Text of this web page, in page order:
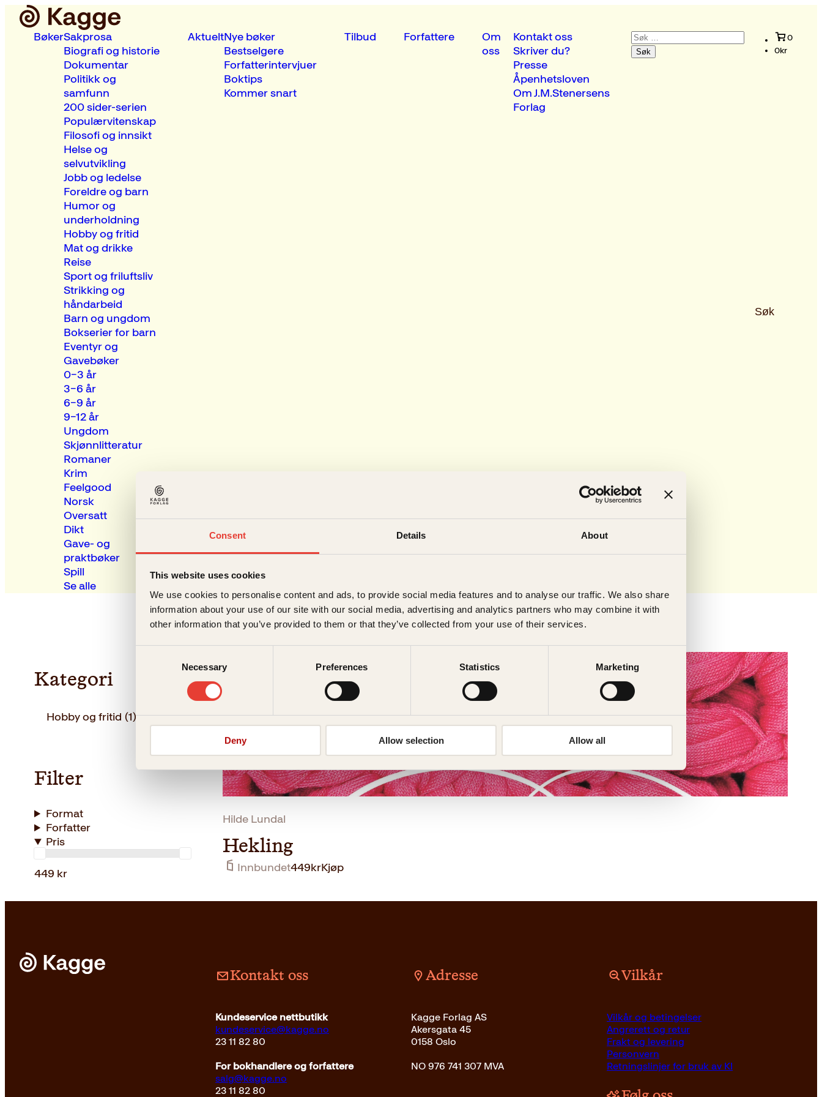
Consent Details About
This website uses cookies
We use cookies to personalise content and ads, to provide social media features and to analyse our traffic. We also share
information about your use of our site with our social media, advertising and analytics partners who may combine it with
other information that you’ve provided to them or that they’ve collected from your use of their services.
Necessary Preferences Statistics Marketing
Deny Allow selection Allow all
BøkerSakprosa
Biografi og historie
Dokumentar
Politikk og
samfunn
200 sider-serien
Populærvitenskap
Filosofi og innsikt
Helse og
selvutvikling
Jobb og ledelse
Foreldre og barn
Humor og
underholdning
Hobby og fritid
Mat og drikke
Reise
Sport og friluftsliv
Strikking og
håndarbeid
Barn og ungdom
Bokserier for barn
Eventyr og
Gavebøker
0–3 år
3–6 år
6–9 år
9–12 år
Ungdom
Skjønnlitteratur
Romaner
Krim
Feelgood
Norsk
Oversatt
Dikt
Gave- og
praktbøker
Spill
Se alle
AktueltNye bøker
Bestselgere
Forfatterintervjuer
Boktips
Kommer snart
Tilbud Forfattere
Om
oss
Kontakt oss
Skriver du?
Presse
Åpenhetsloven
Om J.M.Stenersens
Forlag
Søk
etter:
Søk
0
0kr
Kategori
Hobby og fritid (1)
Filter
Format
Forfatter
Pris
449 kr
Hilde Lundal
Hekling
Innbundet449krKjøp
Kontakt oss
Kundeservice nettbutikk
kundeservice@kagge.no
23 11 82 80
For bokhandlere og forfattere
salg@kagge.no
23 11 82 80
Adresse
Kagge Forlag AS
Akersgata 45
0158 Oslo
NO 976 741 307 MVA
Vilkår
Vilkår og betingelser
Angrerett og retur
Frakt og levering
Personvern
Retningslinjer for bruk av KI